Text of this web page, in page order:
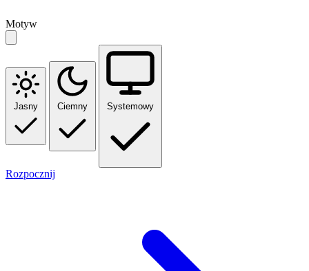
Motyw
Jasny Ciemny Systemowy
Rozpocznij